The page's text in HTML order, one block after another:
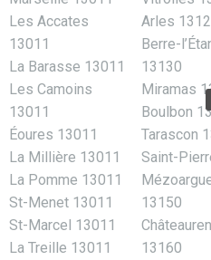
Les Accates
13011
La Barasse 13011
Les Camoins
13011
Éoures 13011
La Millière 13011
La Pomme 13011
St-Menet 13011
St-Marcel 13011
La Treille 13011
Arles
Berre-
13130
Miramas
Boulbon
Tarascon
Saint-
13150
13160